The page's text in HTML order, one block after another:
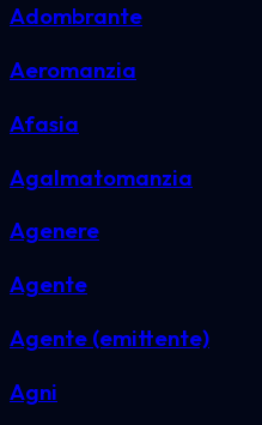
Adombrante
Aeromanzia
Afasia
Agalmatomanzia
Agenere
Agente
Agente (emittente)
Agni